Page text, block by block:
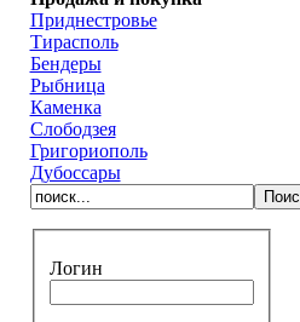
Приднестровье
Тирасполь
Бендеры
Рыбница
Каменка
Слободзея
Григориополь
Дубоссары
Логин